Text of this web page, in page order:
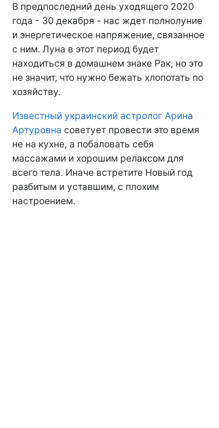
В предпоследний день уходящего 2020
года - 30 декабря - нас ждет полнолуние
и энергетическое напряжение, связанное
с ним. Луна в этот период будет
находиться в домашнем знаке Рак, но это
не значит, что нужно бежать хлопотать по
хозяйству.
Известный украинский астролог Арина
Артуровна советует провести это время
не на кухне, а побаловать себя
массажами и хорошим релаксом для
всего тела. Иначе встретите Новый год
разбитым и уставшим, с плохим
настроением.